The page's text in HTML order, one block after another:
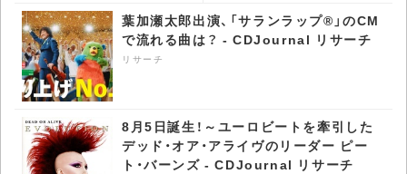
葉加瀬太郎出演、「サランラップ®」のCM
で流れる曲は？ - CDJournal リサーチ
リサーチ
8月5日誕生！～ユーロビートを牽引した
デッド・オア・アライヴのリーダー ピー
ト・バーンズ - CDJournal リサーチ